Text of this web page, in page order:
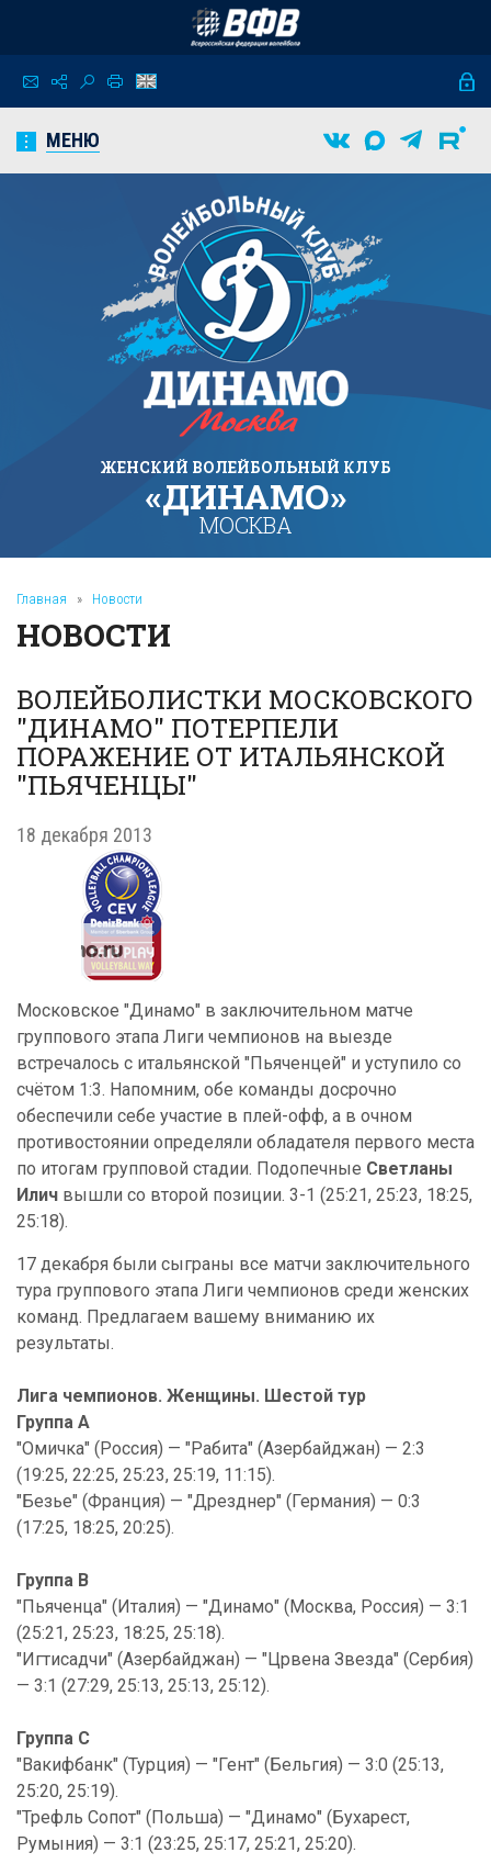
МЕНЮ
ЖЕНСКИЙ ВОЛЕЙБОЛЬНЫЙ КЛУБ
«ДИНАМО»
МОСКВА
Главная » Новости
НОВОСТИ
ВОЛЕЙБОЛИСТКИ МОСКОВСКОГО
"ДИНАМО" ПОТЕРПЕЛИ
ПОРАЖЕНИЕ ОТ ИТАЛЬЯНСКОЙ
"ПЬЯЧЕНЦЫ"
18 декабря 2013
Московское "Динамо" в заключительном матче
группового этапа Лиги чемпионов на выезде
встречалось с итальянской "Пьяченцей" и уступило со
счётом 1:3. Напомним, обе команды досрочно
обеспечили себе участие в плей-офф, а в очном
противостоянии определяли обладателя первого места
по итогам групповой стадии. Подопечные Светланы
Илич вышли со второй позиции. 3-1 (25:21, 25:23, 18:25,
25:18).
17 декабря были сыграны все матчи заключительного
тура группового этапа Лиги чемпионов среди женских
команд. Предлагаем вашему вниманию их
результаты.
Лига чемпионов. Женщины. Шестой тур
Группа A
"Омичка" (Россия) — "Рабита" (Азербайджан) — 2:3
(19:25, 22:25, 25:23, 25:19, 11:15).
"Безье" (Франция) — "Дрезднер" (Германия) — 0:3
(17:25, 18:25, 20:25).
Группа B
"Пьяченца" (Италия) — "Динамо" (Москва, Россия) — 3:1
(25:21, 25:23, 18:25, 25:18).
"Игтисадчи" (Азербайджан) — "Црвена Звезда" (Сербия)
— 3:1 (27:29, 25:13, 25:13, 25:12).
Группа C
"Вакифбанк" (Турция) — "Гент" (Бельгия) — 3:0 (25:13,
25:20, 25:19).
"Трефль Сопот" (Польша) — "Динамо" (Бухарест,
Румыния) — 3:1 (23:25, 25:17, 25:21, 25:20).